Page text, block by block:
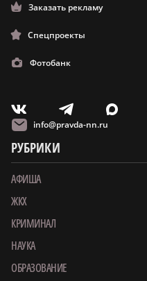
Заказать рекламу
Спецпроекты
Фотобанк
V T X
info@pravda-nn.ru
РУБРИКИ
АФИША
ЖКХ
КРИМИНАЛ
НАУКА
ОБРАЗОВАНИЕ